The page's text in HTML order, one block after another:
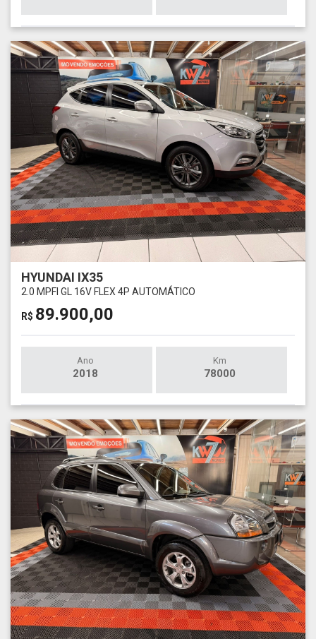
HYUNDAI IX35
2.0 MPFI GL 16V FLEX 4P AUTOMÁTICO
R$ 89.900,00
Ano
2018
Km
78000